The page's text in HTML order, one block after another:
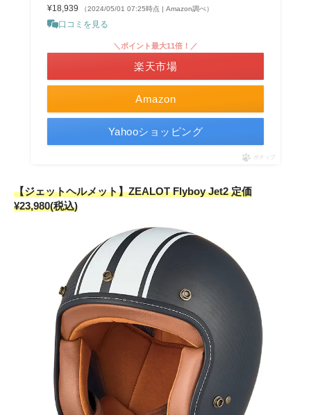
¥18,939
（2024/05/01 07:25時点 | Amazon調べ）
口コミを見る
Amazon
＼ポイント最大11倍！／
楽天市場
Yahooショッピング
ポチップ
【ジェットヘルメット】ZEALOT Flyboy Jet2 定価
¥23,980(税込)